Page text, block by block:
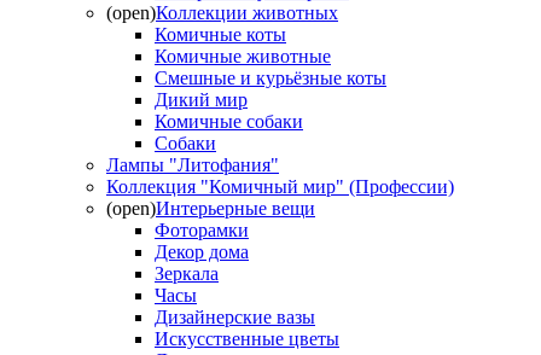
(open)Коллекции животных
Комичные коты
Комичные животные
Смешные и курьёзные коты
Дикий мир
Комичные собаки
Собаки
Лампы "Литофания"
Коллекция "Комичный мир" (Профессии)
(open)Интерьерные вещи
Фоторамки
Декор дома
Зеркала
Часы
Дизайнерские вазы
Искусственные цветы